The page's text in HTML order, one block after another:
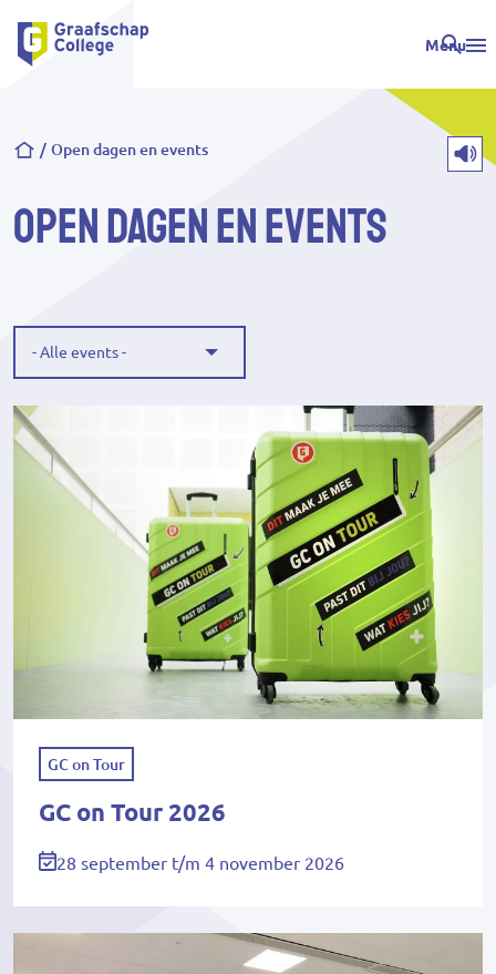
Menu
Kruimelpad
Open dagen en events
Open dagen en events
resultaten
GC on Tour
GC on Tour 2026
28 september t/m 4 november 2026